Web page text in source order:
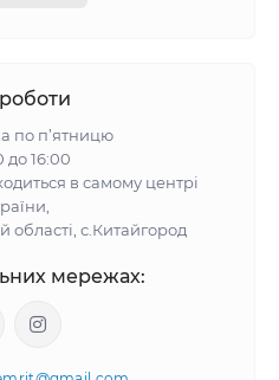
по п’ятницю
до 16:00
в самому центрі
області, с.Китайгород
мережах: